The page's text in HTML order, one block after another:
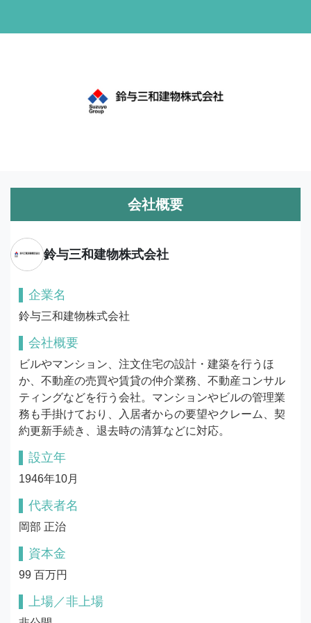
会社概要
鈴与三和建物株式会社
企業名
鈴与三和建物株式会社
会社概要
ビルやマンション、注文住宅の設計・建築を行うほ
か、不動産の売買や賃貸の仲介業務、不動産コンサル
ティングなどを行う会社。マンションやビルの管理業
務も手掛けており、入居者からの要望やクレーム、契
約更新手続き、退去時の清算などに対応。
設立年
1946年10月
代表者名
岡部 正治
資本金
99 百万円
上場／非上場